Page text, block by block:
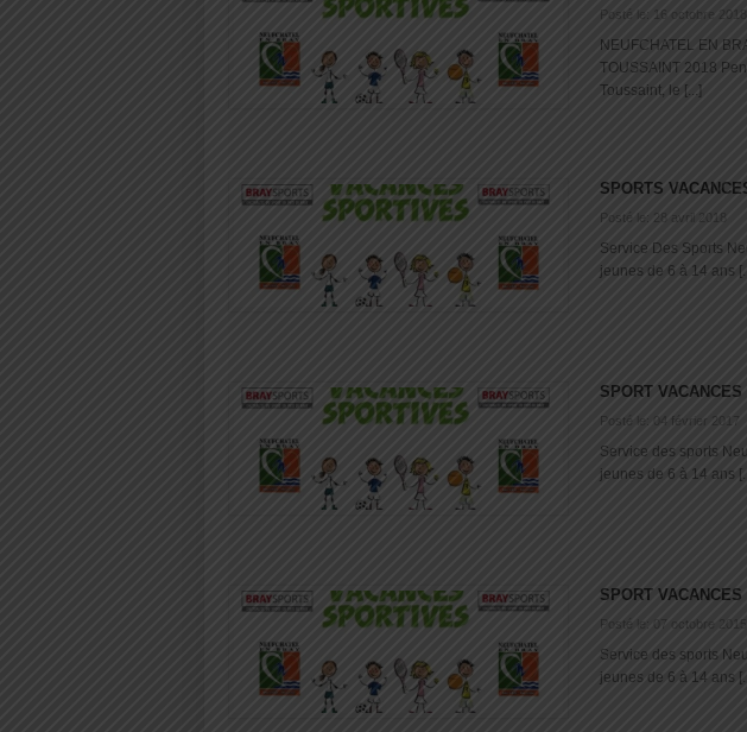
Posté le: 16 octobre 2018
NEUFCHATEL EN
TOUSSAINT 2018
Toussaint, le [...]
SPORTS
Posté le: 28 avril 2018
Service Des Sports
jeunes de 6 à 14 ans
SPORT
Posté le: 04 février 2017
Service des sports
jeunes de 6 à 14 ans
SPORT
Posté le: 07 octobre 2015
Service des sports
jeunes de 6 à 14 ans